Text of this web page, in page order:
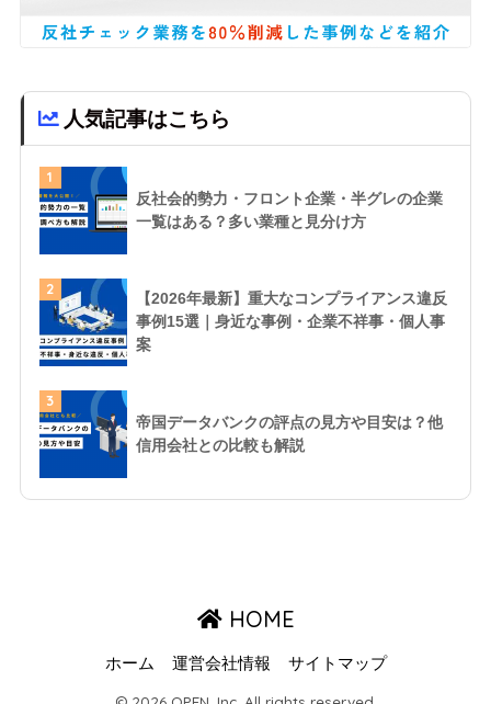
人気記事はこちら
1
反社会的勢力・フロント企業・半グレの企業
一覧はある？多い業種と見分け方
2
【2026年最新】重大なコンプライアンス違反
事例15選｜身近な事例・企業不祥事・個人事
案
3
帝国データバンクの評点の見方や目安は？他
信用会社との比較も解説
HOME
ホーム 運営会社情報 サイトマップ